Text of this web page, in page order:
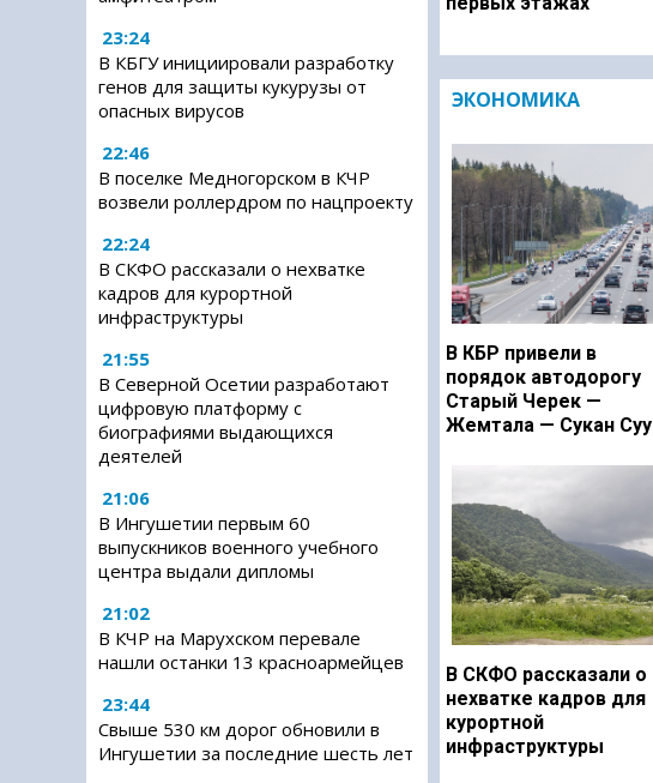
23:24
В КБГУ инициировали разработку
генов для защиты кукурузы от
опасных вирусов
22:46
В поселке Медногорском в КЧР
возвели роллердром по нацпроекту
22:24
В СКФО рассказали о нехватке
кадров для курортной
инфраструктуры
21:55
В Северной Осетии разработают
цифровую платформу с
биографиями выдающихся
деятелей
21:06
В Ингушетии первым 60
выпускников военного учебного
центра выдали дипломы
21:02
В КЧР на Марухском перевале
нашли останки 13 красноармейцев
23:44
Свыше 530 км дорог обновили в
Ингушетии за последние шесть лет
ЭКОНОМИКА
В КБР привели в
порядок автодорогу
Старый Черек —
Жемтала — Сукан Суу
В СКФО рассказали о
нехватке кадров для
курортной
инфраструктуры